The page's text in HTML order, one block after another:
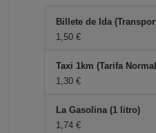
Billete de Ida
1,50 €
Taxi 1km (Tarifa
1,30 €
La Gasolina (1 litro)
1,74 €